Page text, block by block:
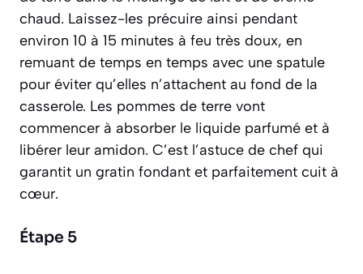
chaud. Laissez-les précuire ainsi pendant
environ 10 à 15 minutes à feu très doux, en
remuant de temps en temps avec une spatule
pour éviter qu’elles n’attachent au fond de la
casserole. Les pommes de terre vont
commencer à absorber le liquide parfumé et à
libérer leur amidon. C’est l’astuce de chef qui
garantit un gratin fondant et parfaitement cuit à
cœur.
Étape 5